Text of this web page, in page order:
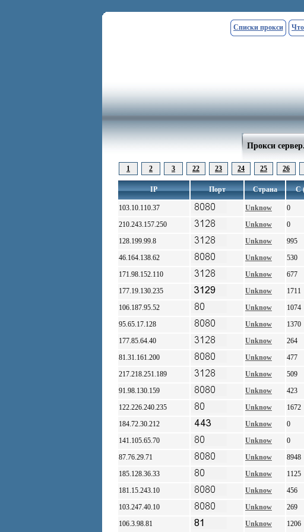
Списки прокси
Прокси
1 2 3 22 23 24 25 26
IP Порт Страна С
103.10.110.37 Unknow 0
210.243.157.250
Unknow 0
128.199.99.8
Unknow 995
46.164.138.62
Unknow 530
171.98.152.110
Unknow 677
177.19.130.235
Unknow 1711
106.187.95.52
Unknow 1074
95.65.17.128
Unknow 1370
177.85.64.40
Unknow 264
81.31.161.200
Unknow 477
217.218.251.189
Unknow 509
91.98.130.159
Unknow 423
122.226.240.235
Unknow 1672
184.72.30.212
Unknow 0
141.105.65.70
Unknow 0
87.76.29.71
Unknow 8948
185.128.36.33
Unknow 1125
181.15.243.10
Unknow 456
103.247.40.10
Unknow 269
106.3.98.81
Unknow 1206